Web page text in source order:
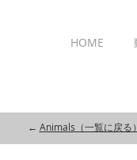
HOME
← Animals（一覧に戻る）